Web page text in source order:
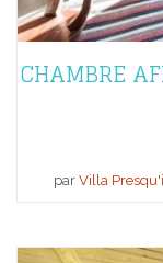
CHAMBRE
par Villa